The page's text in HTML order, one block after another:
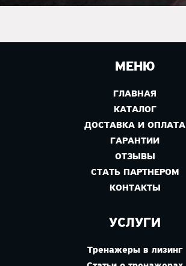
МЕНЮ
ГЛАВНАЯ
КАТАЛОГ
ДОСТАВКА И ОПЛАТА
ГАРАНТИИ
ОТЗЫВЫ
СТАТЬ ПАРТНЕРОМ
КОНТАКТЫ
УСЛУГИ
Тренажеры в лизинг